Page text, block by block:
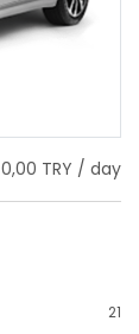
0,00 TRY / day
21